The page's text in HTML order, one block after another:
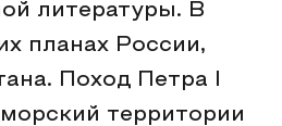
литературы. В
планах России,
Поход Петра I
территории